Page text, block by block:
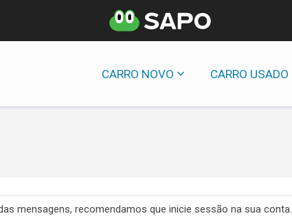
CARRO NOVO CARRO USADO
mensagens, recomendamos que inicie sessão na sua conta.